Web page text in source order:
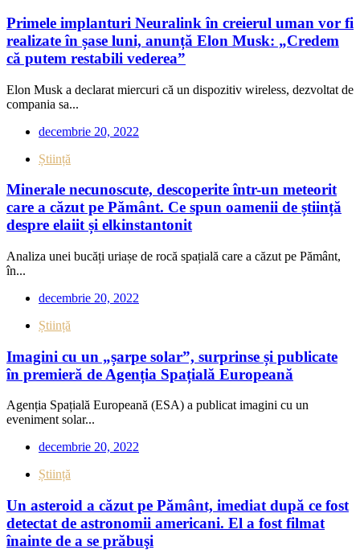
Primele implanturi Neuralink în creierul uman vor fi
realizate în șase luni, anunță Elon Musk: „Credem
că putem restabili vederea”
Elon Musk a declarat miercuri că un dispozitiv wireless, dezvoltat de
compania sa...
decembrie 20, 2022
Știință
Minerale necunoscute, descoperite într-un meteorit
care a căzut pe Pământ. Ce spun oamenii de știință
despre elaiit și elkinstantonit
Analiza unei bucăți uriașe de rocă spațială care a căzut pe Pământ,
în...
decembrie 20, 2022
Știință
Imagini cu un „șarpe solar”, surprinse și publicate
în premieră de Agenția Spațială Europeană
Agenția Spațială Europeană (ESA) a publicat imagini cu un
eveniment solar...
decembrie 20, 2022
Știință
Un asteroid a căzut pe Pământ, imediat după ce fost
detectat de astronomii americani. El a fost filmat
înainte de a se prăbuşi